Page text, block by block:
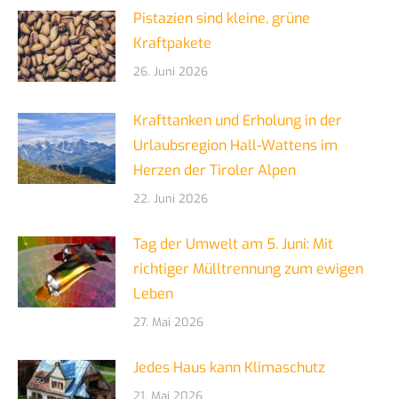
Pistazien sind kleine, grüne
Kraftpakete
26. Juni 2026
Krafttanken und Erholung in der
Urlaubsregion Hall-Wattens im
Herzen der Tiroler Alpen
22. Juni 2026
Tag der Umwelt am 5. Juni: Mit
richtiger Mülltrennung zum ewigen
Leben
27. Mai 2026
Jedes Haus kann Klimaschutz
21. Mai 2026